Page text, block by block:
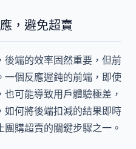
，避免超賣
端的效率固然重要，但前
個反應遲鈍的前端，即使
可能導致用戶體驗極差，
何將後端扣減的結果即時
購超賣的關鍵步驟之一。